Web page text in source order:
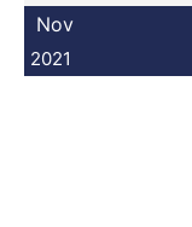
Nov
2021